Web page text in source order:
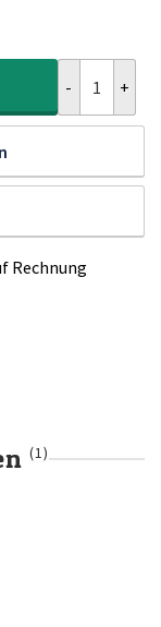
Rechnung
(1)